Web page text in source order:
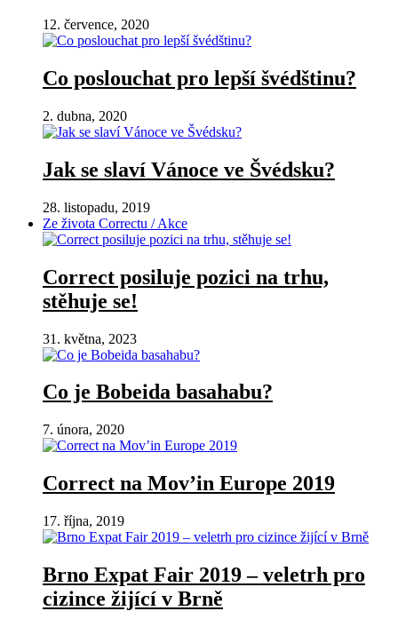
12. července, 2020
Co poslouchat pro lepší švédštinu?
2. dubna, 2020
Jak se slaví Vánoce ve Švédsku?
28. listopadu, 2019
Ze života Correctu / Akce
Correct posiluje pozici na trhu,
stěhuje se!
31. května, 2023
Co je Bobeida basahabu?
7. února, 2020
Correct na Mov’in Europe 2019
17. října, 2019
Brno Expat Fair 2019 – veletrh pro
cizince žijící v Brně